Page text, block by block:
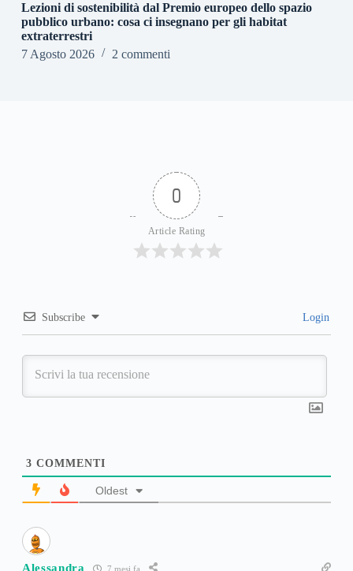
Lezioni di sostenibilità dal Premio europeo dello spazio
pubblico urbano: cosa ci insegnano per gli habitat
extraterrestri
7 Agosto 2026
2 commenti
0
Article Rating
Subscribe Login
3 COMMENTI
Oldest
Alessandra 7 mesi fa